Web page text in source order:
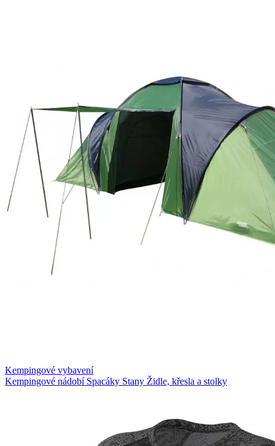
Kempingové vybavení
Kempingové nádobí Spacáky Stany Židle, křesla a stolky